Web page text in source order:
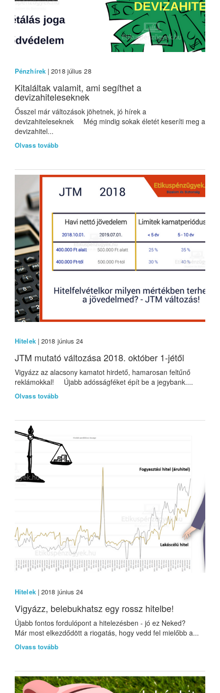
Pénzhírek| 2018 július 28
Kitaláltak valamit, ami segíthet a
devizahiteleseknek
Ősszel már változások jöhetnek, jó hírek a
devizahiteleseknek Még mindig sokak életét keseríti meg a
devizahitel...
Olvass tovább
Hitelek| 2018 június 24
JTM mutató változása 2018. október 1-jétől
Vigyázz az alacsony kamatot hirdető, hamarosan feltűnő
reklámokkal! Újabb adósságféket épít be a jegybank....
Olvass tovább
Hitelek| 2018 június 24
Vigyázz, belebukhatsz egy rossz hitelbe!
Újabb fontos fordulópont a hitelezésben - jó ez Neked?
Már most elkezdődött a riogatás, hogy vedd fel mielőbb a...
Olvass tovább